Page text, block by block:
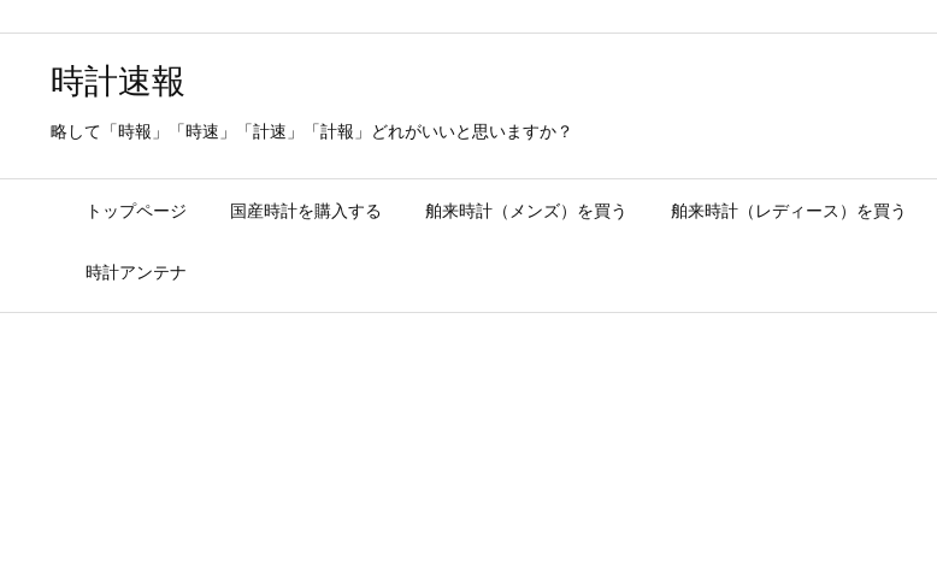
時計速報
略して「時報」「時速」「計速」「計報」どれがいいと思いますか？
トップページ 国産時計を購入する 舶来時計（メンズ）を買う 舶来時計（レディース）を買う
時計アンテナ